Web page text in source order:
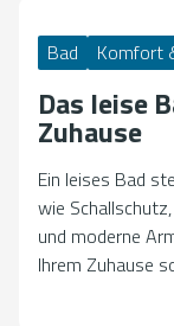
Bad Komfort
Das leise
Zuhause
Ein leises Bad
wie
und moderne
Ihrem Zuhause